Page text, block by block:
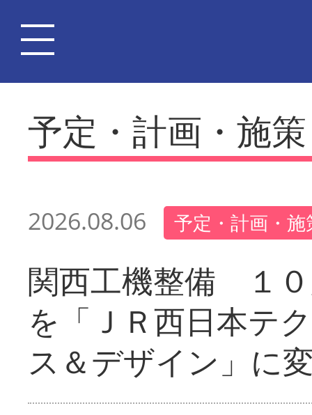
予定・計画・施策
2026.08.06 予定・計画・施
関西工機整備 １
を「ＪＲ西日本テ
ス＆デザイン」に